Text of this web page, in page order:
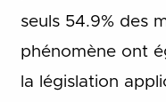
seuls 54.9% des
phénomène ont
la législation